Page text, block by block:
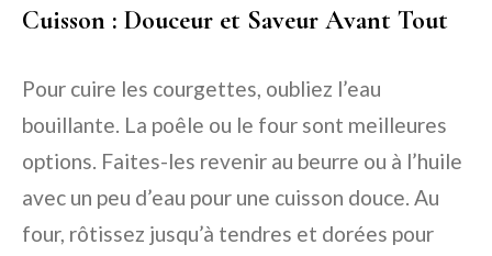
Cuisson : Douceur et Saveur Avant Tout
Pour cuire les courgettes, oubliez l’eau
bouillante. La poêle ou le four sont meilleures
options. Faites-les revenir au beurre ou à l’huile
avec un peu d’eau pour une cuisson douce. Au
four, rôtissez jusqu’à tendres et dorées pour